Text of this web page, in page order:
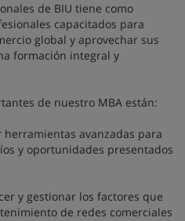
de BIU tiene como
capacitados para
global y aprovechar sus
formación integral y
de nuestro MBA están:
avanzadas para
y oportunidades presentados
y gestionar los factores que
de redes comerciales